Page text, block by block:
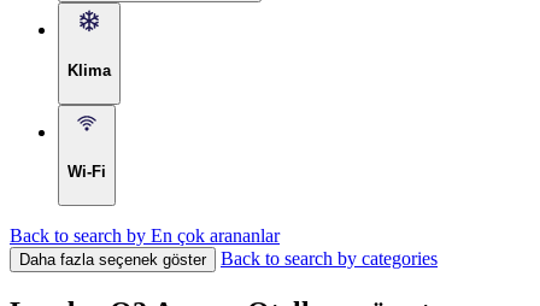
Klima
Wi-Fi
Back to search by En çok arananlar
Daha fazla seçenek göster Back to search by categories